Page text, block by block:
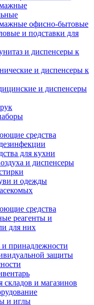
офисно-бытовые
и подставки для
и диспенсеры к
и диспенсеры к
и диспенсеры
средства
для кухни
и диспенсеры
и одежды
средства
реагенты и
для них
и принадлежности
защиты
складов и магазинов
и иглы